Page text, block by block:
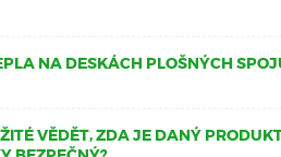
NA DESKÁCH PLOŠNÝCH
VĚDĚT, ZDA JE DANÝ